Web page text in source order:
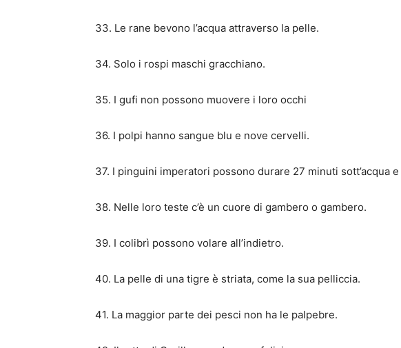
33. Le rane bevono l’acqua attraverso la pelle.
34. Solo i rospi maschi gracchiano.
35. I gufi non possono muovere i loro occhi
36. I polpi hanno sangue blu e nove cervelli.
37. I pinguini imperatori possono durare 27 minuti sott’acqua
38. Nelle loro teste c’è un cuore di gambero o gambero.
39. I colibrì possono volare all’indietro.
40. La pelle di una tigre è striata, come la sua pelliccia.
41. La maggior parte dei pesci non ha le palpebre.